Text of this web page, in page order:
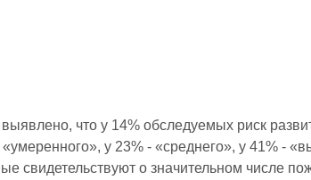
что у 14% обследуемых риск
у 23% - «среднего», у 41% -
свидетельствуют о значительном числе